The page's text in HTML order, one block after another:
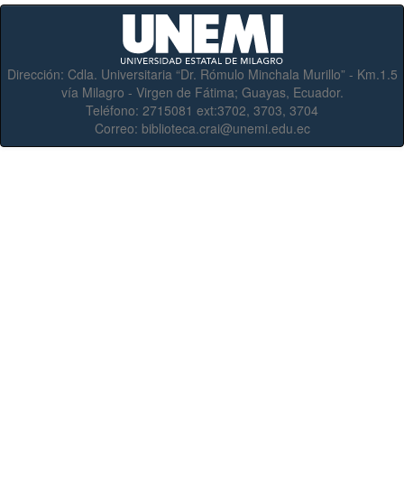
Dirección: Cdla. Universitaria “Dr. Rómulo Minchala Murillo” - Km.1.5
vía Milagro - Virgen de Fátima; Guayas, Ecuador.
Teléfono: 2715081 ext:3702, 3703, 3704
Correo: biblioteca.crai@unemi.edu.ec